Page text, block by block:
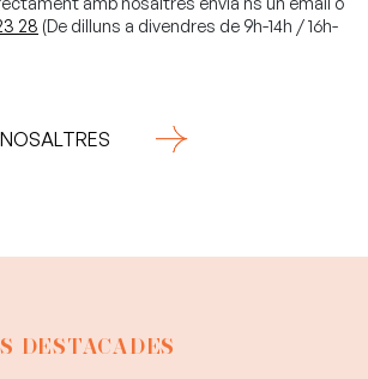
28 (De dilluns a divendres de 9h-14h / 16h-
DESTACADES